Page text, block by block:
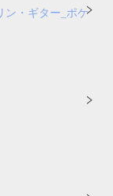
ン・ギター_ポケ